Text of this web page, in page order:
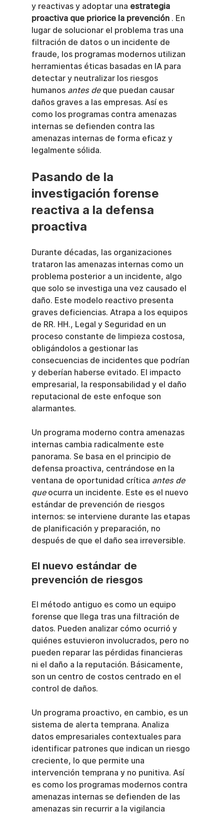
y reactivas y adoptar una estrategia
proactiva que priorice la prevención . En
lugar de solucionar el problema tras una
filtración de datos o un incidente de
fraude, los programas modernos utilizan
herramientas éticas basadas en IA para
detectar y neutralizar los riesgos
humanos antes de que puedan causar
daños graves a las empresas. Así es
como los programas contra amenazas
internas se defienden contra las
amenazas internas de forma eficaz y
legalmente sólida.
Pasando de la
investigación forense
reactiva a la defensa
proactiva
Durante décadas, las organizaciones
trataron las amenazas internas como un
problema posterior a un incidente, algo
que solo se investiga una vez causado el
daño. Este modelo reactivo presenta
graves deficiencias. Atrapa a los equipos
de RR. HH., Legal y Seguridad en un
proceso constante de limpieza costosa,
obligándolos a gestionar las
consecuencias de incidentes que podrían
y deberían haberse evitado. El impacto
empresarial, la responsabilidad y el daño
reputacional de este enfoque son
alarmantes.
Un programa moderno contra amenazas
internas cambia radicalmente este
panorama. Se basa en el principio de
defensa proactiva, centrándose en la
ventana de oportunidad crítica antes de
que ocurra un incidente. Este es el nuevo
estándar de prevención de riesgos
internos: se interviene durante las etapas
de planificación y preparación, no
después de que el daño sea irreversible.
El nuevo estándar de
prevención de riesgos
El método antiguo es como un equipo
forense que llega tras una filtración de
datos. Pueden analizar cómo ocurrió y
quiénes estuvieron involucrados, pero no
pueden reparar las pérdidas financieras
ni el daño a la reputación. Básicamente,
son un centro de costos centrado en el
control de daños.
Un programa proactivo, en cambio, es un
sistema de alerta temprana. Analiza
datos empresariales contextuales para
identificar patrones que indican un riesgo
creciente, lo que permite una
intervención temprana y no punitiva. Así
es como los programas modernos contra
amenazas internas se defienden de las
amenazas sin recurrir a la vigilancia